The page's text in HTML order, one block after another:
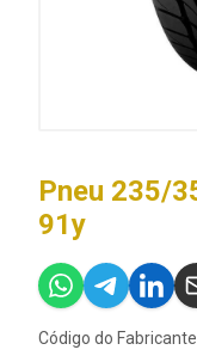
Pneu 235/
91y
Código do